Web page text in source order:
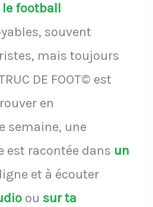
le football
souvent
mais toujours
DE FOOT© est
en
semaine, une
est racontée dans un
et à écouter
ou sur ta